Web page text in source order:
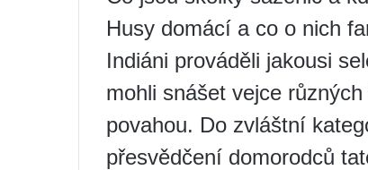
Husy domácí a co o nich
Indiáni prováděli jakousi
mohli snášet vejce
povahou. Do zvláštní
přesvědčení domorodců